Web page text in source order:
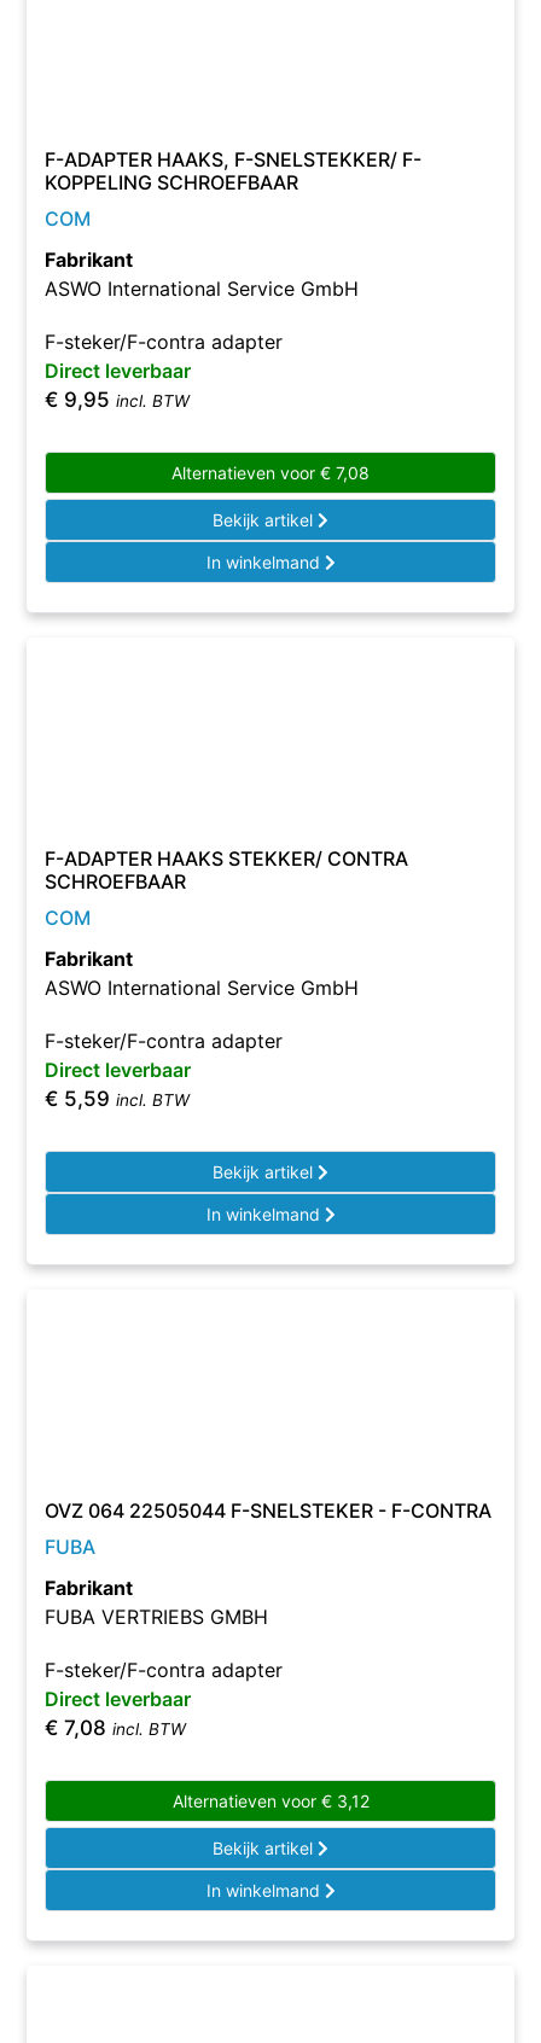
F-ADAPTER HAAKS, F-SNELSTEKKER/ F-
KOPPELING SCHROEFBAAR
COM
Fabrikant
ASWO International Service GmbH
F-steker/F-contra adapter
Direct leverbaar
€ 9,95 incl. BTW
Alternatieven voor € 7,08
Bekijk artikel
In winkelmand
F-ADAPTER HAAKS STEKKER/ CONTRA
SCHROEFBAAR
COM
Fabrikant
ASWO International Service GmbH
F-steker/F-contra adapter
Direct leverbaar
€ 5,59 incl. BTW
Bekijk artikel
In winkelmand
OVZ 064 22505044 F-SNELSTEKER - F-CONTRA
FUBA
Fabrikant
FUBA VERTRIEBS GMBH
F-steker/F-contra adapter
Direct leverbaar
€ 7,08 incl. BTW
Alternatieven voor €3,12
Bekijk artikel
In winkelmand